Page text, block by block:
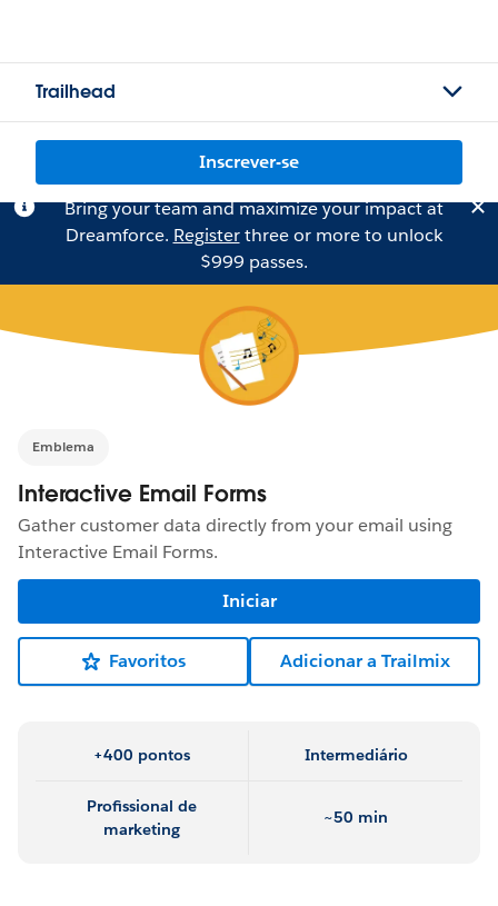
Trailhead
Inscrever-se
Bring your team and maximize your impact at
Dreamforce. Registerthree or more to unlock
$999 passes.
Emblema
Interactive Email Forms
Gather customer data directly from your email using
Interactive Email Forms.
Iniciar
Favoritos Adicionar a Trailmix
+400 pontos Intermediário
Profissional de
marketing
~50 min